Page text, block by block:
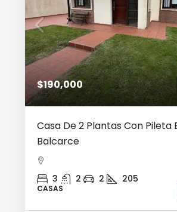
$190,000
Casa De 2 Plantas Con Pileta
Balcarce
3 2 2 205
CASAS